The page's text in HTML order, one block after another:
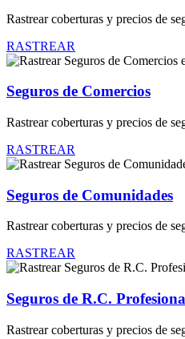
Rastrear coberturas y precios de
RASTREAR
Seguros de Comercios
Rastrear coberturas y precios de
RASTREAR
Seguros de Comunidades
Rastrear coberturas y precios de
RASTREAR
Seguros de R.C.
Rastrear coberturas y precios de